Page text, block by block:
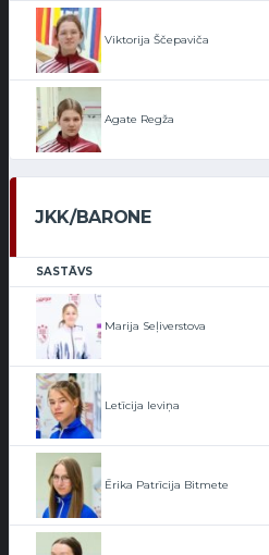
Viktorija Ščepaviča
Agate Regža
JKK/BARONE
SASTĀVS
Marija Seļiverstova
Letīcija Ieviņa
Ērika Patrīcija Bitmete